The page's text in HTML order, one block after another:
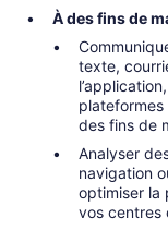
À des fins de
texte,
plateformes
des fins de
Analyser
navigation
optimiser la
vos centres